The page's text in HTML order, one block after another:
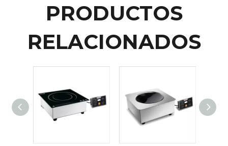
PRODUCTOS
RELACIONADOS